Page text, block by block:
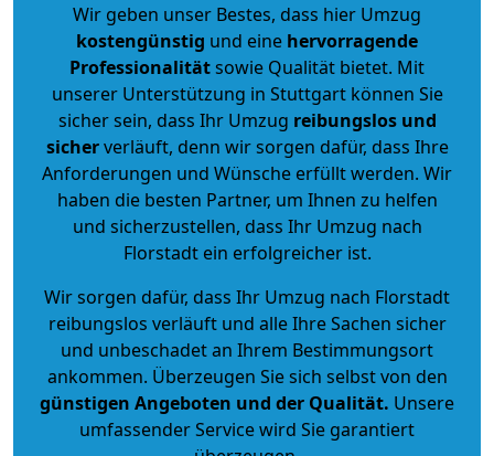
Wir geben unser Bestes, dass hier Umzug
kostengünstig und eine hervorragende
Professionalitätsowie Qualität bietet. Mit
unserer Unterstützung in Stuttgart können Sie
sicher sein, dass Ihr Umzug reibungslos und
sicherverläuft, denn wir sorgen dafür, dass Ihre
Anforderungen und Wünsche erfüllt werden. Wir
haben die besten Partner, um Ihnen zu helfen
und sicherzustellen, dass Ihr Umzug nach
Florstadt ein erfolgreicher ist.
Wir sorgen dafür, dass Ihr Umzug nach Florstadt
reibungslos verläuft und alle Ihre Sachen sicher
und unbeschadet an Ihrem Bestimmungsort
ankommen. Überzeugen Sie sich selbst von den
günstigen Angeboten und der Qualität. Unsere
umfassender Service wird Sie garantiert